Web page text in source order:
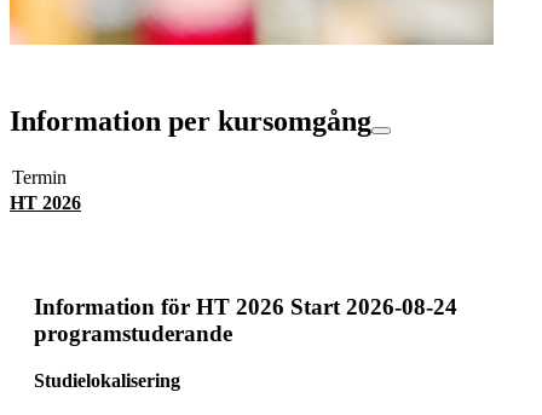
Information per kursomgång
Termin
HT 2026
Information för HT 2026 Start 2026-08-24
programstuderande
Studielokalisering